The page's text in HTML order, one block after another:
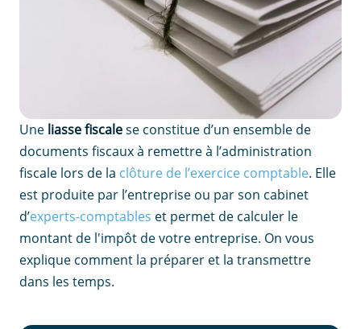
Une liasse fiscalese constitue d’un ensemble de
documents fiscaux à remettre à l’administration
fiscale lors de la clôture de l’exercice comptable. Elle
est produite par l’entreprise ou par son cabinet
d’experts-comptables et permet de calculer le
montant de l'impôt de votre entreprise. On vous
explique comment la préparer et la transmettre
dans les temps.